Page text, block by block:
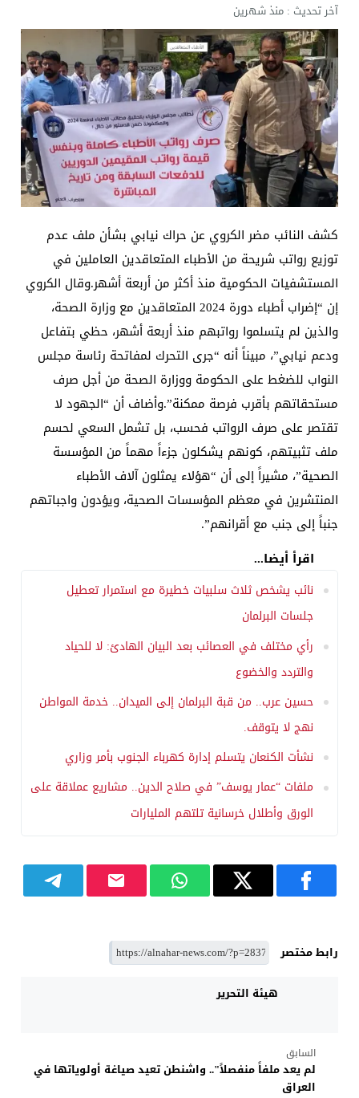
آخر تحديث :منذ شهرين
كشف النائب مضر الكروي عن حراك نيابي بشأن ملف عدم
توزيع رواتب شريحة من الأطباء المتعاقدين العاملين في
المستشفيات الحكومية منذ أكثر من أربعة أشهر.وقال الكروي
إن “إضراب أطباء دورة 2024 المتعاقدين مع وزارة الصحة،
والذين لم يتسلموا رواتبهم منذ أربعة أشهر، حظي بتفاعل
ودعم نيابي”، مبيناً أنه “جرى التحرك لمفاتحة رئاسة مجلس
النواب للضغط على الحكومة ووزارة الصحة من أجل صرف
مستحقاتهم بأقرب فرصة ممكنة”.وأضاف أن “الجهود لا
تقتصر على صرف الرواتب فحسب، بل تشمل السعي لحسم
ملف تثبيتهم، كونهم يشكلون جزءاً مهماً من المؤسسة
الصحية”، مشيراً إلى أن “هؤلاء يمثلون آلاف الأطباء
المنتشرين في معظم المؤسسات الصحية، ويؤدون واجباتهم
جنباً إلى جنب مع أقرانهم”.
اقرأ أيضا...
نائب يشخص ثلاث سلبيات خطيرة مع استمرار تعطيل
جلسات البرلمان
رأي مختلف في العصائب بعد البيان الهادئ: لا للحياد
والتردد والخضوع
حسين عرب.. من قبة البرلمان إلى الميدان.. خدمة المواطن
نهج لا يتوقف.
نشأت الكنعان يتسلم إدارة كهرباء الجنوب بأمر وزاري
ملفات “عمار يوسف” في صلاح الدين.. مشاريع عملاقة على
الورق وأطلال خرسانية تلتهم المليارات
رابط مختصر
هيئة التحرير
السابق
لم يعد ملفاً منفصلاً".. واشنطن تعيد صياغة أولوياتها في
العراق